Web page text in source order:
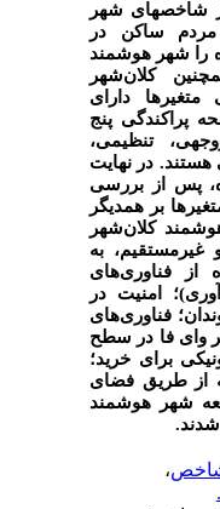
شاخص­های شهر
ساکن در
را شهر هوشمند
کلان‌شهر
متغیرها دارای
پراکندگی پنج
تنظیمی،
هستند. در نهایت
شده، پس از بررسی
بر هم­دیگر
کلان‌شهر
به
از فناوری‌های
امنیت در
فناوری‌های
وای فا در سطح
برای خرید؛
از طریق فضای
شهر هوشمند
شدند.
،